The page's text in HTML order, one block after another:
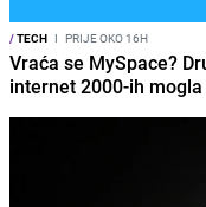
/TECH I PRIJE OKO 16H
Vraća se MySpace?
internet 2000-ih